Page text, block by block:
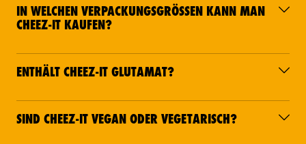
IN WELCHEN VERPACKUNGSGRÖSSEN KANN MAN C
HEEZ-IT KAUFEN?
ENTHÄLT CHEEZ-IT GLUTAMAT?
SIND CHEEZ-IT VEGAN ODER VEGETARISCH?